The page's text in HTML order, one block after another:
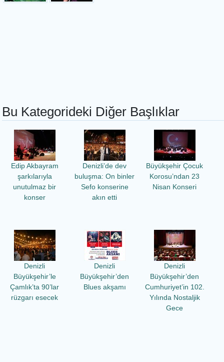
Bu Kategorideki Diğer Başlıklar
Edip Akbayram
şarkılarıyla
unutulmaz bir
konser
Denizli’de dev
buluşma: On binler
Sefo konserine
akın etti
Büyükşehir Çocuk
Korosu’ndan 23
Nisan Konseri
Denizli
Büyükşehir’le
Çamlık’ta 90’lar
rüzgarı esecek
Denizli
Büyükşehir’den
Blues akşamı
Denizli
Büyükşehir’den
Cumhuriyet’in 102.
Yılında Nostaljik
Gece